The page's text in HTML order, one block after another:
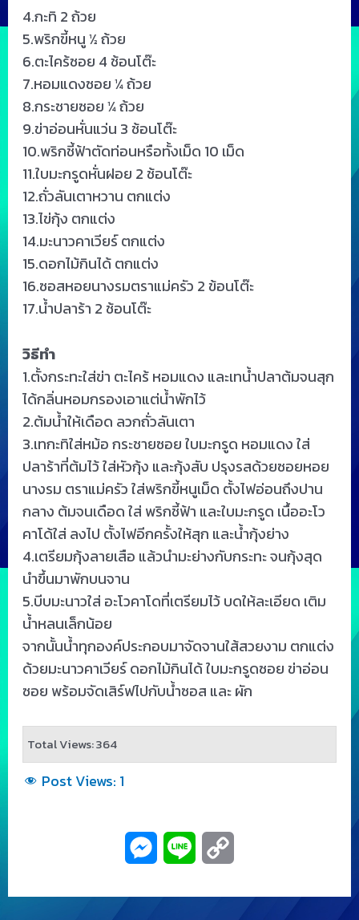
4.กะทิ 2 ถ้วย
5.พริกขี้หนู ½ ถ้วย
6.ตะไคร้ซอย 4 ช้อนโต๊ะ
7.หอมแดงซอย ¼ ถ้วย
8.กระชายซอย ¼ ถ้วย
9.ข่าอ่อนหั่นแว่น 3 ช้อนโต๊ะ
10.พริกชี้ฟ้าตัดท่อนหรือทั้งเม็ด 10 เม็ด
11.ใบมะกรูดหั่นฝอย 2 ช้อนโต๊ะ
12.ถั่วลันเตาหวาน ตกแต่ง
13.ไข่กุ้ง ตกแต่ง
14.มะนาวคาเวียร์ ตกแต่ง
15.ดอกไม้กินได้ ตกแต่ง
16.ซอสหอยนางรมตราแม่ครัว 2 ข้อนโต๊ะ
17.น้ำปลาร้า 2 ช้อนโต๊ะ
วิธีทำ
1.ตั้งกระทะใส่ข่า ตะไคร้ หอมแดง และเทน้ำปลาต้มจนสุก
ได้กลิ่นหอมกรองเอาแต่น้ำพักไว้
2.ต้มน้ำให้เดือด ลวกถั่วลันเตา
3.เทกะทิใส่หม้อ กระชายซอย ใบมะกรูด หอมแดง ใส่
ปลาร้าที่ต้มไว้ ใส่หัวกุ้ง และกุ้งสับ ปรุงรสด้วยซอยหอย
นางรม ตราแม่ครัว ใส่พริกขี้หนูเม็ด ตั้งไฟอ่อนถึงปาน
กลาง ต้มจนเดือด ใส่ พริกชี้ฟ้า และใบมะกรูด เนื้ออะโว
คาโด้ใส่ ลงไป ตั้งไฟอีกครั้งให้สุก และน้ำกุ้งย่าง
4.เตรียมกุ้งลายเสือ แล้วนำมะย่างกับกระทะ จนกุ้งสุด
นำขึ้นมาพักบนจาน
5.บีบมะนาวใส่ อะโวคาโดที่เตรียมไว้ บดให้ละเอียด เติม
น้ำหลนเล็กน้อย
จากนั้นน้ำทุกองค์ประกอบมาจัดจานใส้สวยงาม ตกแต่ง
ด้วยมะนาวคาเวียร์ ดอกไม้กินได้ ใบมะกรูดซอย ข่าอ่อน
ซอย พร้อมจัดเสิร์ฟไปกับน้ำซอส และ ผัก
Total Views: 364
Post Views: 1